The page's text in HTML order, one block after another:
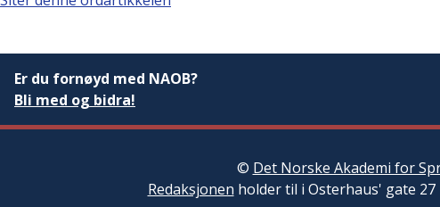
Er du fornøyd med NAOB?
Bli med og bidra!
© Det Norske Akademi for
Redaksjonen holder til i Osterhaus' gate 27